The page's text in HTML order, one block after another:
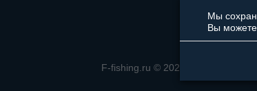
F-fishing.ru © 2026
Мы
Вы можете